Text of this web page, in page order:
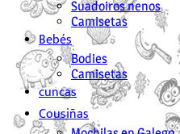
Suadoiros nenos
Camisetas
Bebés
Bodies
Camisetas
cuncas
Cousiñas